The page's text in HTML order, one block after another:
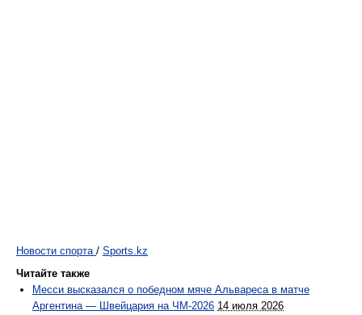
Новости спорта / Sports.kz
Читайте также
Месси высказался о победном мяче Альвареса в матче
Аргентина — Швейцария на ЧМ-2026 14 июля 2026